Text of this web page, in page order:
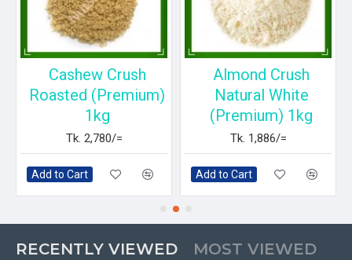
Cashew Crush
Roasted (Premium)
1kg
Tk. 2,780/=
Add to Cart
Almond Crush
Natural White
(Premium) 1kg
Tk. 1,886/=
Add to Cart
RECENTLY VIEWED MOST VIEWED